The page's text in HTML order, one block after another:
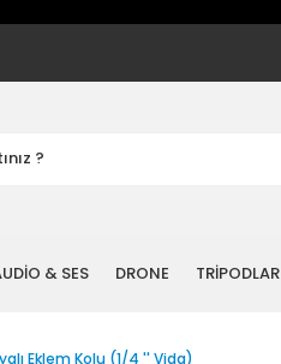
& SES DRONE TRİPODLAR
Eklem Kolu (1/4 '' Vida)